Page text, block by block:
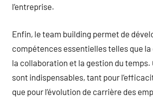
l’entreprise.
Enfin, le team building permet de
compétences essentielles telles que
la collaboration et la gestion du temps.
sont indispensables, tant pour
que pour l’évolution de carrière des